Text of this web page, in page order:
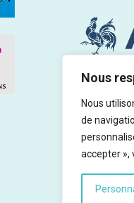
Nous
Nous
de
accepter »,